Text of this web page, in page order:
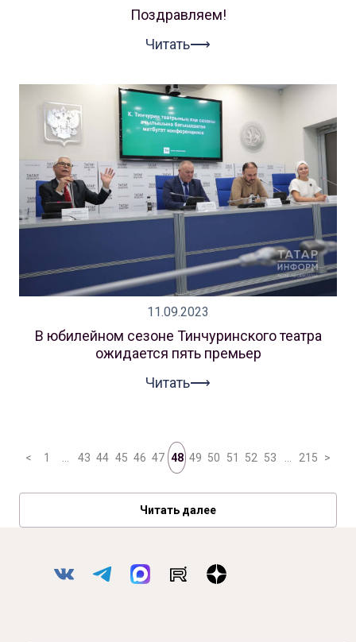
Поздравляем!
Читать⟶
11.09.2023
В юбилейном сезоне Тинчуринского театра
ожидается пять премьер
Читать⟶
< 1 43 44 45 46 47 48 49 50 51 52 53 215 >
Читать далее